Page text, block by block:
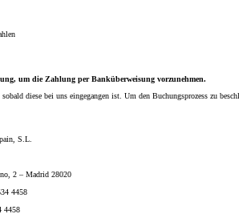
um die Zahlung per Banküberweisung vorzunehmen.
diese bei uns eingegangen ist. Um den Buchungsprozess zu
S.L.
2 – Madrid 28020
4458
4458